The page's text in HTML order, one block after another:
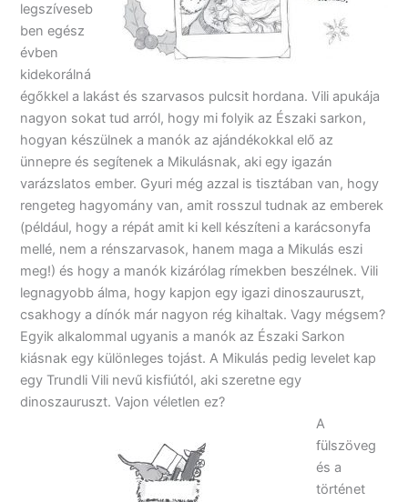
legszíveseb
ben egész
évben
kidekorálná
égőkkel a lakást és szarvasos pulcsit hordana. Vili apukája
nagyon sokat tud arról, hogy mi folyik az Északi sarkon,
hogyan készülnek a manók az ajándékokkal elő az
ünnepre és segítenek a Mikulásnak, aki egy igazán
varázslatos ember. Gyuri még azzal is tisztában van, hogy
rengeteg hagyomány van, amit rosszul tudnak az emberek
(például, hogy a répát amit ki kell készíteni a karácsonyfa
mellé, nem a rénszarvasok, hanem maga a Mikulás eszi
meg!) és hogy a manók kizárólag rímekben beszélnek. Vili
legnagyobb álma, hogy kapjon egy igazi dinoszauruszt,
csakhogy a dínók már nagyon rég kihaltak. Vagy mégsem?
Egyik alkalommal ugyanis a manók az Északi Sarkon
kiásnak egy különleges tojást. A Mikulás pedig levelet kap
egy Trundli Vili nevű kisfiútól, aki szeretne egy
dinoszauruszt. Vajon véletlen ez?
A
fülszöveg
és a
történet